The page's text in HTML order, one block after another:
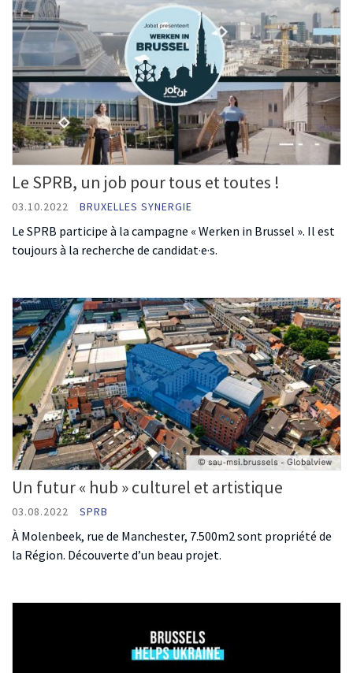
Le SPRB, un job pour tous et toutes !
03.10.2022 BRUXELLES SYNERGIE
Le SPRB participe à la campagne « Werken in Brussel ». Il est
toujours à la recherche de candidat·e·s.
Un futur « hub » culturel et artistique
03.08.2022 SPRB
À Molenbeek, rue de Manchester, 7.500m2 sont propriété de
la Région. Découverte d’un beau projet.